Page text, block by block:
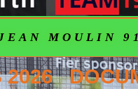
MOULIN
2026